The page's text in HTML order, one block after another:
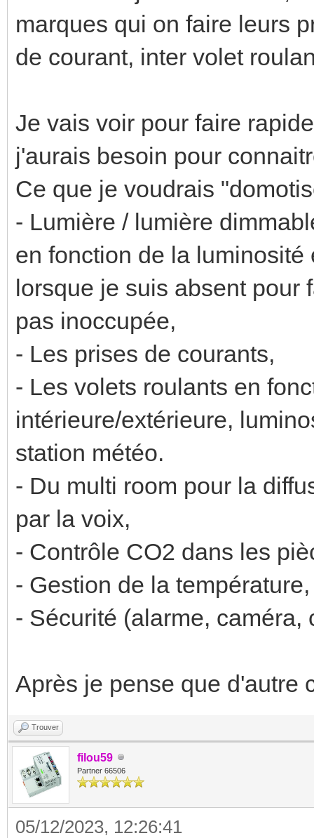
marques qui on faire leurs
de courant, inter volet
Je vais voir pour faire
j'aurais besoin pour
Ce que je voudrais
- Lumière / lumière
en fonction de la
lorsque je suis absent pour
pas inoccupée,
- Les prises de courants,
- Les volets roulants en
intérieure/extérieure,
station météo.
- Du multi room pour la
par la voix,
- Contrôle CO2 dans les
- Gestion de la température,
- Sécurité (alarme, caméra,
Après je pense que d'autre
Trouver
filou59
Partner 66506
05/12/2023, 12:26:41